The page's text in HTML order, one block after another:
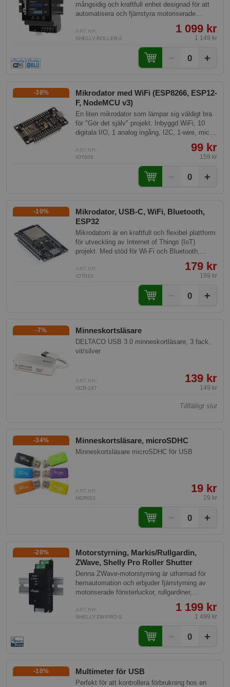
mångsidig och kraftfull enhet designad för att
automatisera och fjärrstyra motoriserade
rullgardiner, markiser och liknande system. Den
är utrustad med exakt energimätning och kan
enkelt integreras i smarta hem-system.
ART.NR:
SHELLY-ROLLER-2
1 099 kr
1 149 kr
0 +
Mikrodator med WiFi (ESP8266, ESP12-
F, NodeMCU v3)
-38%
En liten mikrodator som lämpar sig väldigt bra
för "Gör det själv" projekt. Inbyggd WiFi, 10
digitala I/O, 1 analog ingång, I2C, 1-wire, micro
ART.NR:
IOT006
99 kr
159 kr
0 +
Mikrodator, USB-C, WiFi, Bluetooth,
ESP32
-10%
Mikrodatorn är en kraftfull och flexibel plattform
för utveckling av Internet of Things (IoT)
projekt. Med stöd för Wi-Fi och Bluetooth,
erbjuder denna utvecklingskort många
möjligheter för att skapa smarta och
uppkopplade enheter.
ART.NR:
IOT010
179 kr
199 kr
0 +
Minneskortsläsare
-7%
DELTACO USB 3.0 minneskortläsare, 3 fack,
vit/silver
ART.NR:
UCR-147
139 kr
149 kr
Tillfälligt slut
Minneskortsläsare, microSDHC
-34%
Minneskortsläsare microSDHC för USB
ART.NR:
MCR001
19 kr
29 kr
0 +
Motorstyrning, Markis/Rullgardin,
ZWave, Shelly Pro Roller Shutter
-20%
Denna ZWave-motorstyrning är utformad för
hemautomation och erbjuder fjärrstyrning av
motoriserade fönsterluckor, rullgardiner,
persienner eller markiser. Den kan monteras på
en DIN-skena i en säkringslåda och
säkerställer smidig drift med elektroniska eller
mekaniska gränslägesbrytare. Med avancerad
teknik stödjer den effektmätning och har en
extremt låg strömförbrukning.
ART.NR:
SHELLY-ZW-PRO-S
1 199 kr
1 499 kr
0 +
Multimeter för USB
-10%
Perfekt för att kontrollera förbrukning hos en